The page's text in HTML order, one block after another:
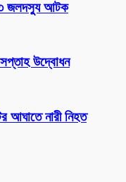
৩ জলদস্যু আটক
সপ্তাহ উদ্বোধন
আঘাতে নারী নিহত